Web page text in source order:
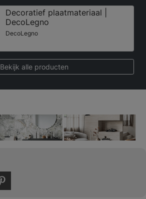
Decoratief plaatmateriaal |
DecoLegno
DecoLegno
Bekijk alle producten